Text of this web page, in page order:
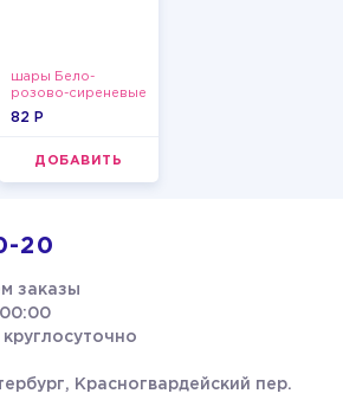
шары Бело-
розово-сиреневые
пастельные
82 P
ДОБАВИТЬ
20
заказы
Красногвардейский пер.